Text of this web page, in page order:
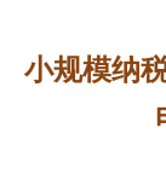
小规模纳